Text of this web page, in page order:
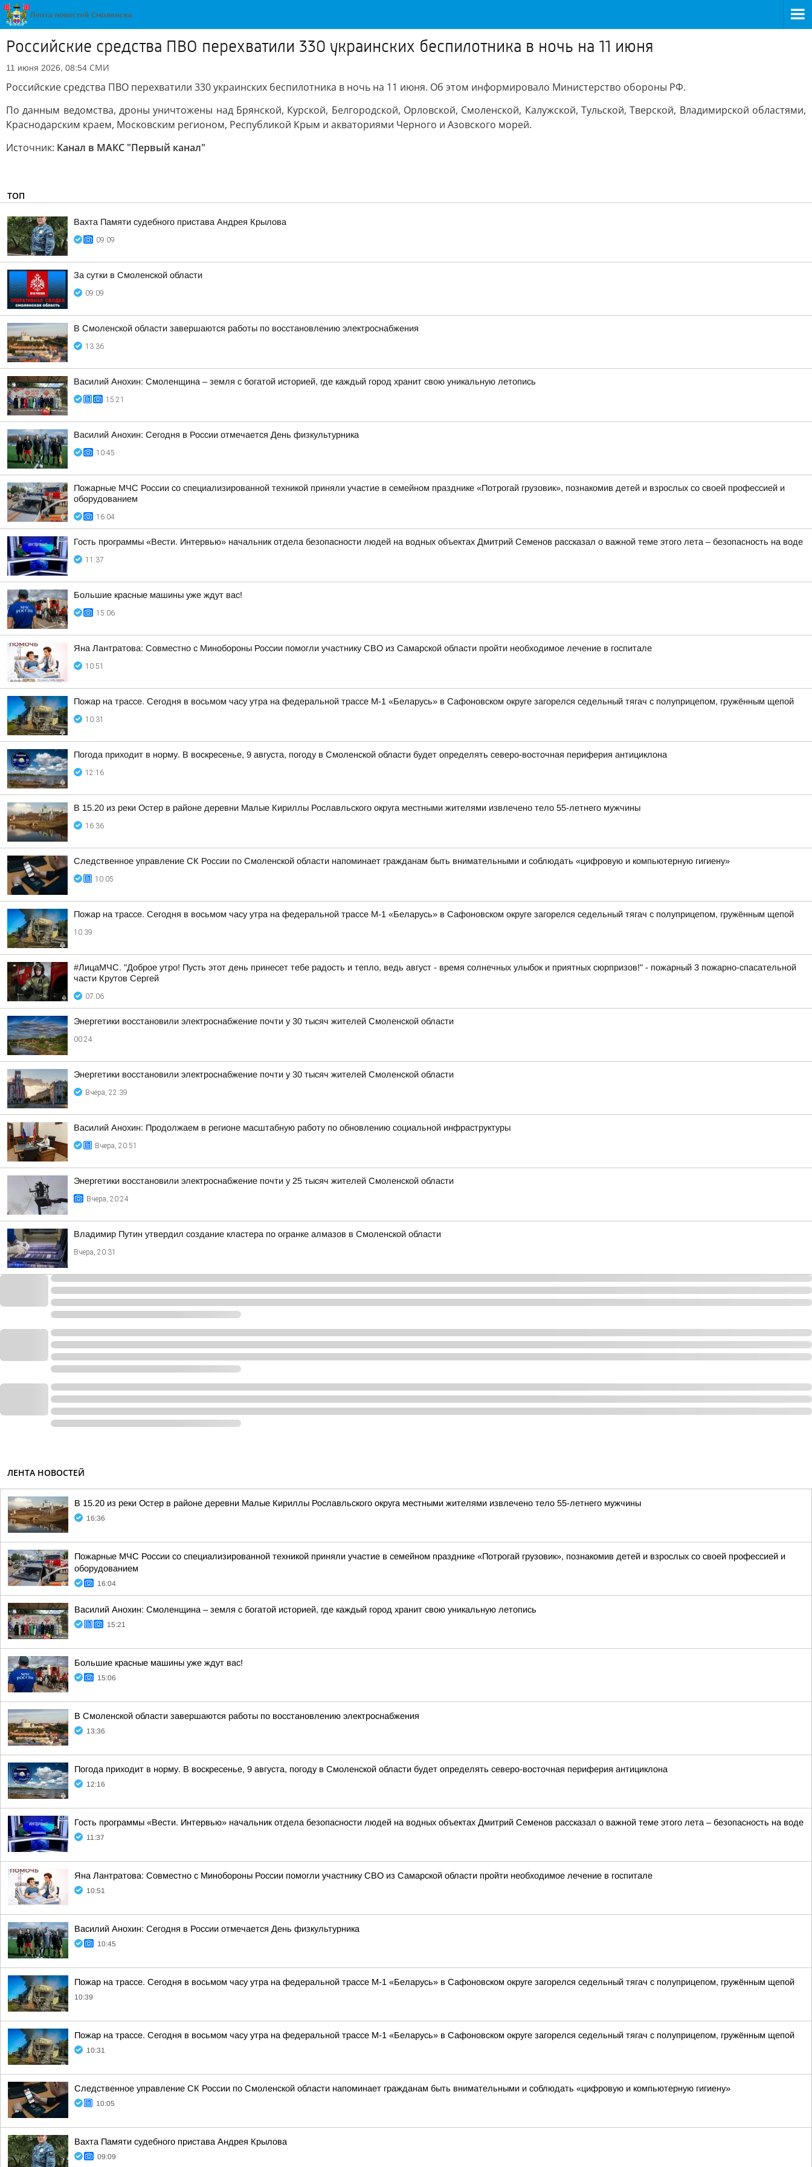
Российские средства ПВО перехватили 330 украинских беспилотника в ночь на 11 июня
11 июня 2026, 08:54 СМИ
Российские средства ПВО перехватили 330 украинских беспилотника в ночь на 11 июня. Об этом информировало Министерство обороны РФ.
По данным ведомства, дроны уничтожены над Брянской, Курской, Белгородской, Орловской, Смоленской, Калужской, Тульской, Тверской, Владимирской областями,
Краснодарским краем, Московским регионом, Республикой Крым и акваториями Черного и Азовского морей.
Источник: Канал в МАКС "Первый канал"
ТОП
Вахта Памяти судебного пристава Андрея Крылова
09:09
За сутки в Смоленской области
09:09
В Смоленской области завершаются работы по восстановлению электроснабжения
13:36
Василий Анохин: Смоленщина – земля с богатой историей, где каждый город хранит свою уникальную летопись
15:21
Василий Анохин: Сегодня в России отмечается День физкультурника
10:45
Пожарные МЧС России со специализированной техникой приняли участие в семейном празднике «Потрогай грузовик», познакомив детей и взрослых со своей профессией и
оборудованием
16:04
Гость программы «Вести. Интервью» начальник отдела безопасности людей на водных объектах Дмитрий Семенов рассказал о важной теме этого лета – безопасность на воде
11:37
Большие красные машины уже ждут вас!
15:06
Яна Лантратова: Совместно с Минобороны России помогли участнику СВО из Самарской области пройти необходимое лечение в госпитале
10:51
Пожар на трассе. Сегодня в восьмом часу утра на федеральной трассе М-1 «Беларусь» в Сафоновском округе загорелся седельный тягач с полуприцепом, гружённым щепой
10:31
Погода приходит в норму. В воскресенье, 9 августа, погоду в Смоленской области будет определять северо-восточная периферия антициклона
12:16
В 15.20 из реки Остер в районе деревни Малые Кириллы Рославльского округа местными жителями извлечено тело 55-летнего мужчины
16:36
Следственное управление СК России по Смоленской области напоминает гражданам быть внимательными и соблюдать «цифровую и компьютерную гигиену»
10:05
Пожар на трассе. Сегодня в восьмом часу утра на федеральной трассе М-1 «Беларусь» в Сафоновском округе загорелся седельный тягач с полуприцепом, гружённым щепой
10:39
#ЛицаМЧС. "Доброе утро! Пусть этот день принесет тебе радость и тепло, ведь август - время солнечных улыбок и приятных сюрпризов!" - пожарный 3 пожарно-спасательной
части Крутов Сергей
07:06
Энергетики восстановили электроснабжение почти у 30 тысяч жителей Смоленской области
00:24
Энергетики восстановили электроснабжение почти у 30 тысяч жителей Смоленской области
Вчера, 22:39
Василий Анохин: Продолжаем в регионе масштабную работу по обновлению социальной инфраструктуры
Вчера, 20:51
Энергетики восстановили электроснабжение почти у 25 тысяч жителей Смоленской области
Вчера, 20:24
Владимир Путин утвердил создание кластера по огранке алмазов в Смоленской области
Вчера, 20:31
ЛЕНТА НОВОСТЕЙ
В 15.20 из реки Остер в районе деревни Малые Кириллы Рославльского округа местными жителями извлечено тело 55-летнего мужчины
16:36
Пожарные МЧС России со специализированной техникой приняли участие в семейном празднике «Потрогай грузовик», познакомив детей и взрослых со своей профессией и
оборудованием
16:04
Василий Анохин: Смоленщина – земля с богатой историей, где каждый город хранит свою уникальную летопись
15:21
Большие красные машины уже ждут вас!
15:06
В Смоленской области завершаются работы по восстановлению электроснабжения
13:36
Погода приходит в норму. В воскресенье, 9 августа, погоду в Смоленской области будет определять северо-восточная периферия антициклона
12:16
Гость программы «Вести. Интервью» начальник отдела безопасности людей на водных объектах Дмитрий Семенов рассказал о важной теме этого лета – безопасность на воде
11:37
Яна Лантратова: Совместно с Минобороны России помогли участнику СВО из Самарской области пройти необходимое лечение в госпитале
10:51
Василий Анохин: Сегодня в России отмечается День физкультурника
10:45
Пожар на трассе. Сегодня в восьмом часу утра на федеральной трассе М-1 «Беларусь» в Сафоновском округе загорелся седельный тягач с полуприцепом, гружённым щепой
10:39
Пожар на трассе. Сегодня в восьмом часу утра на федеральной трассе М-1 «Беларусь» в Сафоновском округе загорелся седельный тягач с полуприцепом, гружённым щепой
10:31
Следственное управление СК России по Смоленской области напоминает гражданам быть внимательными и соблюдать «цифровую и компьютерную гигиену»
10:05
Вахта Памяти судебного пристава Андрея Крылова
09:09